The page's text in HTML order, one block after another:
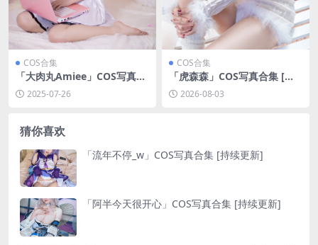
COS合集
「大肉丸Amiee」COS写真合
集 [持续更新]
2025-07-26
COS合集
「虎森森」COS写真合集 [持
续更新]
2026-08-03
猜你喜欢
「流年不停_w」COS写真合集 [持续更新]
「阿半今天很开心」COS写真合集 [持续更新]